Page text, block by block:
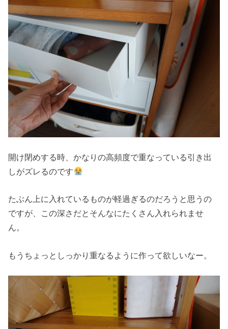
開け閉めする時、かなりの高頻度で重なっている引き出
しがズレるのです
たぶん上に入れているものが軽過ぎるのだろうと思うの
ですが、この深さだとそんなにたくさん入れられませ
ん。
もうちょっとしっかり重なるように作って欲しいなー。